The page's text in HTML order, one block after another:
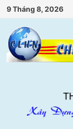
Skip
to
content
9 Tháng 8, 2026